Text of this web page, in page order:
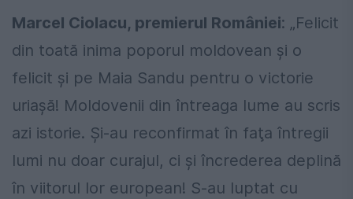
Marcel Ciolacu, premierul României: „Felicit
din toată inima poporul moldovean şi o
felicit şi pe Maia Sandu pentru o victorie
uriaşă! Moldovenii din întreaga lume au scris
azi istorie. Şi-au reconfirmat în faţa întregii
lumi nu doar curajul, ci şi încrederea deplină
în viitorul lor european! S-au luptat cu